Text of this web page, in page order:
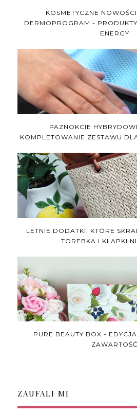
KOSMETYCZNE
DERMOPROGRAM -
ENERGY
PAZNOKCIE
KOMPLETOWANIE ZESTAWU
LETNIE DODATKI, KTÓRE
TOREBKA I KLAPKI
PURE BEAUTY BOX -
ZAWARTOŚĆ
ZAUFALI MI